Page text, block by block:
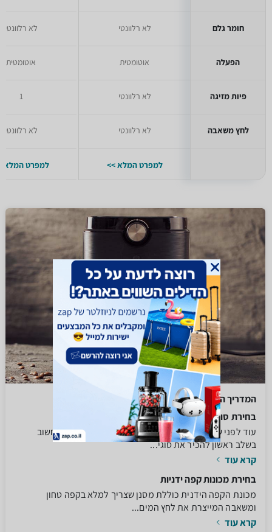
חומר גלם
הפעלה
פיות מזיגה
לחץ משאבה
לא רלוונטי
אוטומטית
לא רלוונטי
לא רלוונטי
למפרט המלא >>
לא רלוונטי
אוטומטית
1
לא רלוונטי
למפרט המלא
המדריך המלא לבחירת מכונות קפה
בחירת סוגי מכונות הקפה
עוד לפני שעולה השאלה איזה מכונת קפה כדאי לבחור, חשוב
בשלב ראשון להכיר את סוגי...
קרא עוד
בחירת מכונות קפה ידניות
מכונת הקפה הידנית כוללת מסנן שצריך למלא בקפה טחון
ומשאבה המייצרת את לחץ המים...
קרא עוד